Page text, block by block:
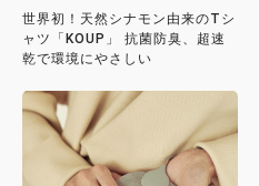
世界初！天然シナモン由来のTシ
ャツ「KOUP」 抗菌防臭、超速
乾で環境にやさしい